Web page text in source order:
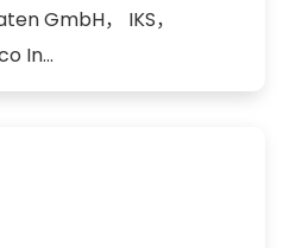
GmbH， IKS，
In...